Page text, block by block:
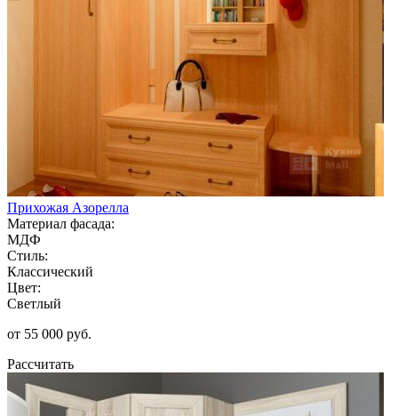
Прихожая Азорелла
Материал фасада:
МДФ
Стиль:
Классический
Цвет:
Светлый
от 55 000 руб.
Рассчитать